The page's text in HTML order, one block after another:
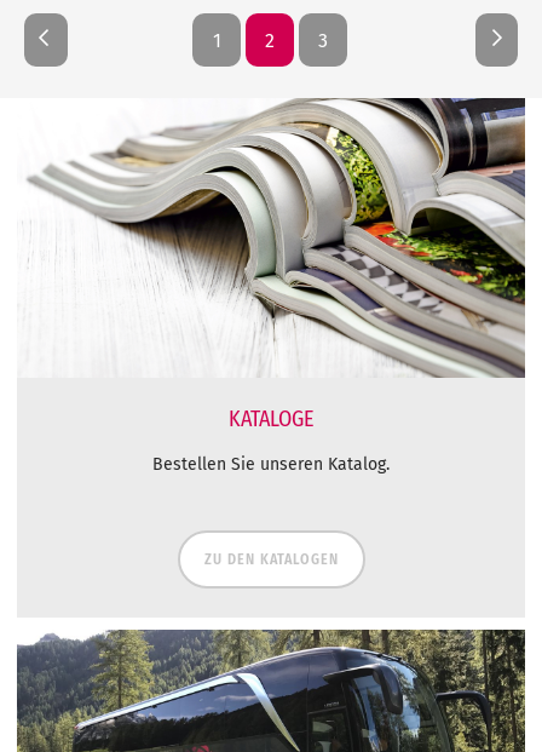
1 2 3
KATALOGE
Bestellen Sie unseren Katalog.
ZU DEN KATALOGEN